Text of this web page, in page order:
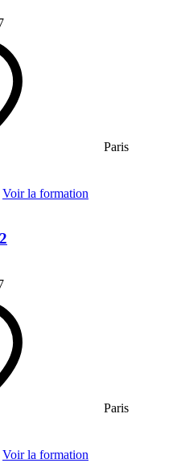
Paris
Voir la formation
Paris
Voir la formation